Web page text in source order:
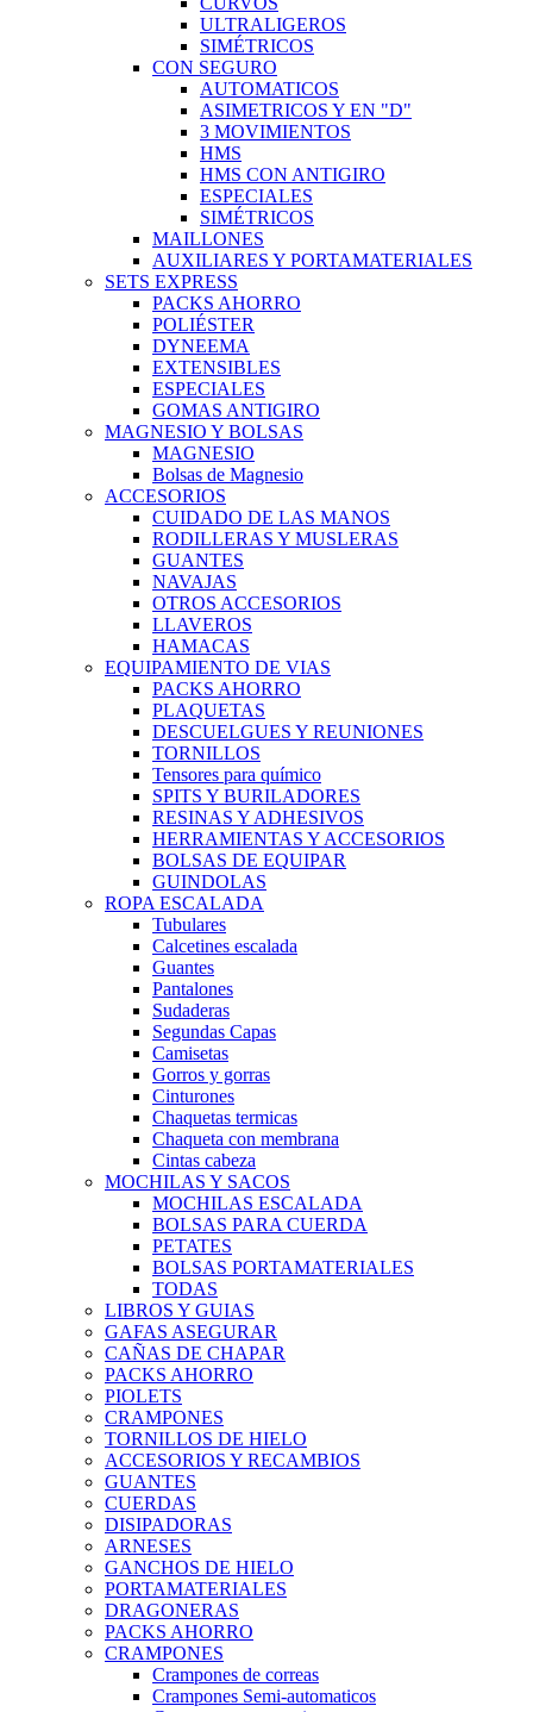
ULTRALIGEROS
SIMÉTRICOS
CON SEGURO
AUTOMATICOS
ASIMETRICOS Y EN "D"
3 MOVIMIENTOS
HMS
HMS CON ANTIGIRO
ESPECIALES
SIMÉTRICOS
MAILLONES
AUXILIARES Y PORTAMATERIALES
SETS EXPRESS
PACKS AHORRO
POLIÉSTER
DYNEEMA
EXTENSIBLES
ESPECIALES
GOMAS ANTIGIRO
MAGNESIO Y BOLSAS
MAGNESIO
Bolsas de Magnesio
ACCESORIOS
CUIDADO DE LAS MANOS
RODILLERAS Y MUSLERAS
GUANTES
NAVAJAS
OTROS ACCESORIOS
LLAVEROS
HAMACAS
EQUIPAMIENTO DE VIAS
PACKS AHORRO
PLAQUETAS
DESCUELGUES Y REUNIONES
TORNILLOS
Tensores para químico
SPITS Y BURILADORES
RESINAS Y ADHESIVOS
HERRAMIENTAS Y ACCESORIOS
BOLSAS DE EQUIPAR
GUINDOLAS
ROPA ESCALADA
Tubulares
Calcetines escalada
Guantes
Pantalones
Sudaderas
Segundas Capas
Camisetas
Gorros y gorras
Cinturones
Chaquetas termicas
Chaqueta con membrana
Cintas cabeza
MOCHILAS Y SACOS
MOCHILAS ESCALADA
BOLSAS PARA CUERDA
PETATES
BOLSAS PORTAMATERIALES
TODAS
LIBROS Y GUIAS
GAFAS ASEGURAR
CAÑAS DE CHAPAR
PACKS AHORRO
PIOLETS
CRAMPONES
TORNILLOS DE HIELO
ACCESORIOS Y RECAMBIOS
GUANTES
CUERDAS
DISIPADORAS
ARNESES
GANCHOS DE HIELO
PORTAMATERIALES
DRAGONERAS
PACKS AHORRO
CRAMPONES
Crampones de correas
Crampones Semi-automaticos